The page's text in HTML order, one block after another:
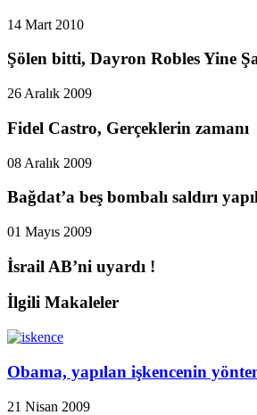
14 Mart 2010
Şölen bitti, Dayron Robles Yine
26 Aralık 2009
Fidel Castro, Gerçeklerin zamanı
08 Aralık 2009
Bağdat’a beş bombalı saldırı
01 Mayıs 2009
İsrail AB’ni uyardı !
İlgili Makaleler
Obama, yapılan işkencenin
21 Nisan 2009